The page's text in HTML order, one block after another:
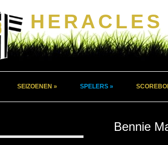
SEIZOENEN » SPELERS »
Bennie